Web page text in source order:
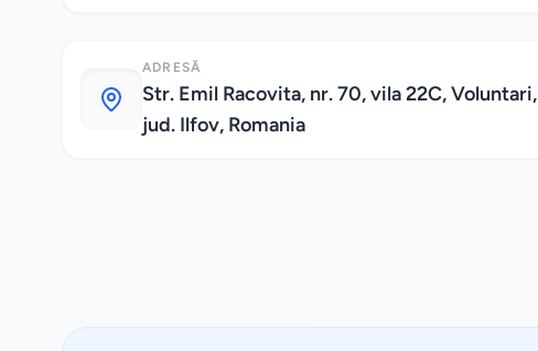
ADRESĂ
Str. Emil Racovita, nr. 70, vila 22C, Voluntari,
jud. Ilfov, Romania